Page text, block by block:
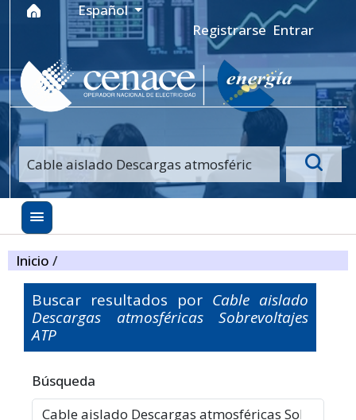
Ir al menú de navegación principal
Ir al contenido principal
Ir al pie de página del sitio
Idioma
Español
Registrarse Entrar
Inicio /
Buscar resultados por Cable aislado
Descargas atmosféricas Sobrevoltajes
ATP
Filtros avanzados
Búsqueda